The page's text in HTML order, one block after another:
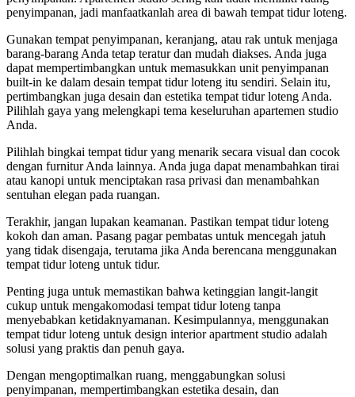
penyimpanan, jadi manfaatkanlah area di bawah tempat tidur loteng.
Gunakan tempat penyimpanan, keranjang, atau rak untuk menjaga
barang-barang Anda tetap teratur dan mudah diakses. Anda juga
dapat mempertimbangkan untuk memasukkan unit penyimpanan
built-in ke dalam desain tempat tidur loteng itu sendiri. Selain itu,
pertimbangkan juga desain dan estetika tempat tidur loteng Anda.
Pilihlah gaya yang melengkapi tema keseluruhan apartemen studio
Anda.
Pilihlah bingkai tempat tidur yang menarik secara visual dan cocok
dengan furnitur Anda lainnya. Anda juga dapat menambahkan tirai
atau kanopi untuk menciptakan rasa privasi dan menambahkan
sentuhan elegan pada ruangan.
Terakhir, jangan lupakan keamanan. Pastikan tempat tidur loteng
kokoh dan aman. Pasang pagar pembatas untuk mencegah jatuh
yang tidak disengaja, terutama jika Anda berencana menggunakan
tempat tidur loteng untuk tidur.
Penting juga untuk memastikan bahwa ketinggian langit-langit
cukup untuk mengakomodasi tempat tidur loteng tanpa
menyebabkan ketidaknyamanan. Kesimpulannya, menggunakan
tempat tidur loteng untuk design interior apartment studio adalah
solusi yang praktis dan penuh gaya.
Dengan mengoptimalkan ruang, menggabungkan solusi
penyimpanan, mempertimbangkan estetika desain, dan